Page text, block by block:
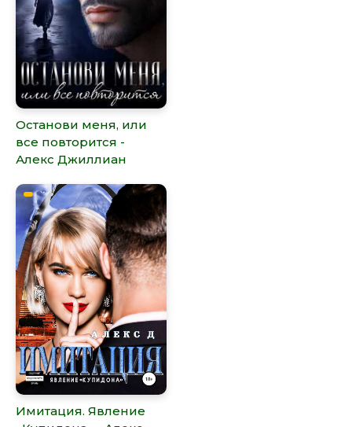
Останови меня, или
все повторится -
Алекс Джиллиан
Имитация. Явление